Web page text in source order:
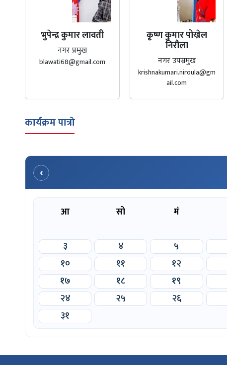
भुपेन्द्र कुमार लावती
नगर प्रमुख
blawati68@gmail.com
कृ्ष्ण कुमार पोख्रेल
निरौला
नगर उपम्रमुख
krishnakumari.niroula@gm
ail.com
कार्यक्रम पात्रो
‹
आ सो मं
३
४ ५
१०
११ १२
१७
१८ १९
२४
२५ २६
३१